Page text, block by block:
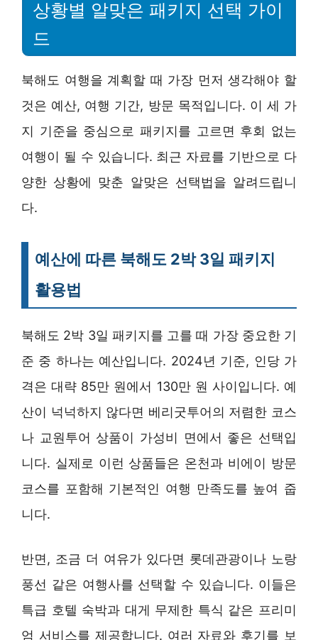
상황별 알맞은 패키지 선택 가이
드
북해도 여행을 계획할 때 가장 먼저 생각해야 할
것은 예산, 여행 기간, 방문 목적입니다. 이 세 가
지 기준을 중심으로 패키지를 고르면 후회 없는
여행이 될 수 있습니다. 최근 자료를 기반으로 다
양한 상황에 맞춘 알맞은 선택법을 알려드립니
다.
예산에 따른 북해도 2박 3일 패키지
활용법
북해도 2박 3일 패키지를 고를 때 가장 중요한 기
준 중 하나는 예산입니다. 2024년 기준, 인당 가
격은 대략 85만 원에서 130만 원 사이입니다. 예
산이 넉넉하지 않다면 베리굿투어의 저렴한 코스
나 교원투어 상품이 가성비 면에서 좋은 선택입
니다. 실제로 이런 상품들은 온천과 비에이 방문
코스를 포함해 기본적인 여행 만족도를 높여 줍
니다.
반면, 조금 더 여유가 있다면 롯데관광이나 노랑
풍선 같은 여행사를 선택할 수 있습니다. 이들은
특급 호텔 숙박과 대게 무제한 특식 같은 프리미
엄 서비스를 제공합니다. 여러 자료와 후기를 보